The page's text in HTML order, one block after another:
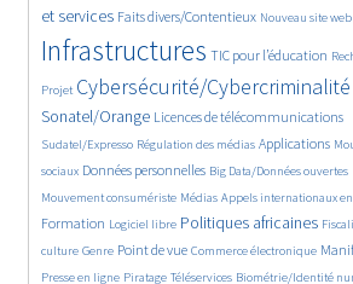
et services
1582/5650 Faits divers/Contentieux
831/5650 Nouveau site web
5650/5650
Infrastructures
1806/5650
TIC pour l’éducation
201/5650
246/5650
Projet
3564/5650Cybersécurité/Cybercriminalité
2319/5650
Sonatel/Orange
1626/5650 Licences de télécommunications
279/5650
Sudatel/Expresso
1033/5650 Régulation des médias
1520/5650 Applications
1151/5650
sociaux
1660/5650Données personnelles
140/5650 Big Data/Données ouvertes
612/5650
Mouvement consumériste
375/5650 Médias
670/5650 Appels internationaux
1731/5650
Formation
94/5650 Logiciel libre
2415/5650 Politiques africaines
1070/5650
173/5650
culture
586/5650
Genre
1842/5650 Point de vue
1040/5650 Commerce électronique
1519/5650
334/5650
Presse en ligne
127/5650 Piratage
204/5650 Téléservices
1170/5650 Biométrie/Identité
360/5650